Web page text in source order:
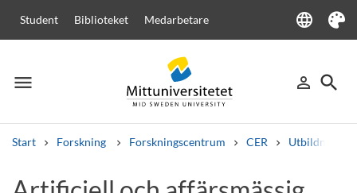
Student Biblioteket Medarbetare language
Language
Tema
menu
Meny person_outline
Logga in
search
Sök
Start Forskning Forskningscentrum CER Utbildningar